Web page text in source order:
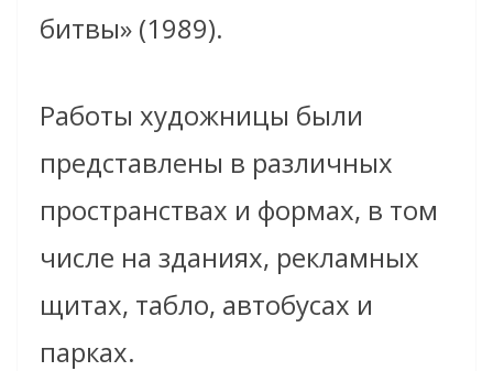
битвы» (1989).
Работы художницы были
представлены в различных
пространствах и формах, в том
числе на зданиях, рекламных
щитах, табло, автобусах и
парках.